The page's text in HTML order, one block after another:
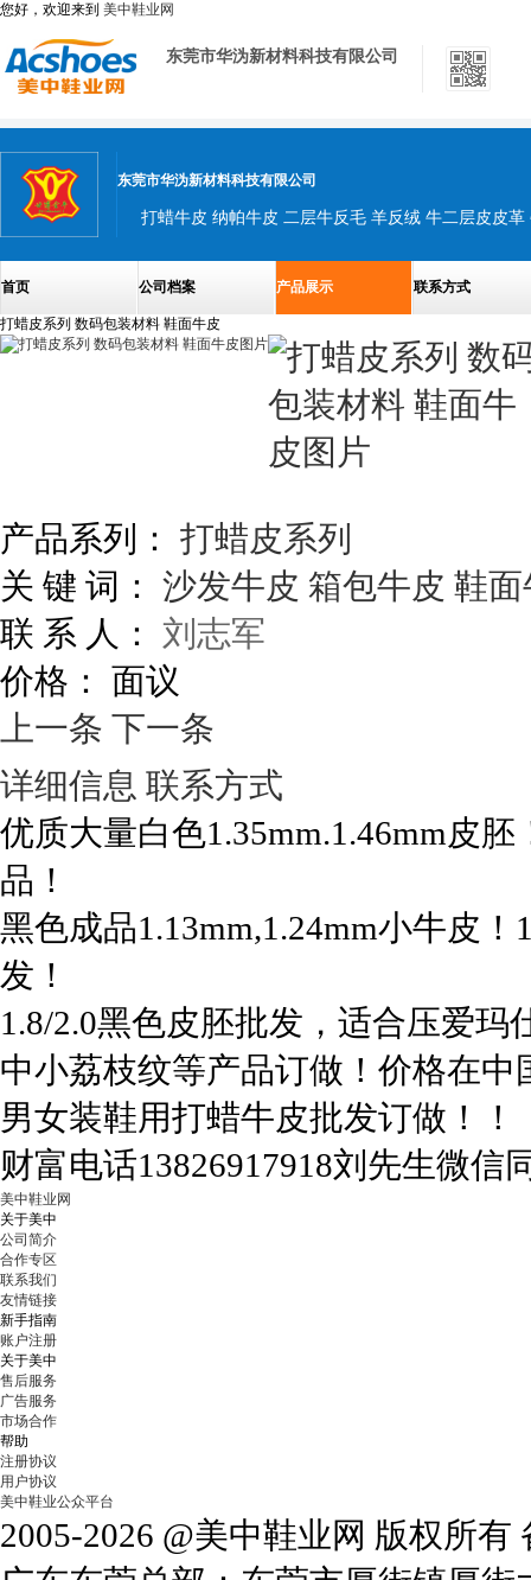
您好，欢迎来到 美中鞋业网
东莞市华沩新材料科技有限公司
东莞市华沩新材料科技有限公司
首页 公司档案 产品展示 联系方式
打蜡皮系列 数码包装材料 鞋面牛皮
产品系列： 打蜡皮系列
关 键 词： 沙发牛皮 箱包牛皮 鞋面
联 系 人： 刘志军
价格： 面议
上一条 下一条
详细信息 联系方式
优质大量白色1.35mm.1.46mm皮
品！
黑色成品1.13mm,1.24mm小牛皮
发！
1.8/2.0黑色皮胚批发，适合压爱玛
中小荔枝纹等产品订做！价格在
男女装鞋用打蜡牛皮批发订做！！
财富电话13826917918刘先生微信
美中鞋业网
关于美中
公司简介
合作专区
联系我们
友情链接
新手指南
账户注册
关于美中
售后服务
广告服务
市场合作
帮助
注册协议
用户协议
美中鞋业公众平台
2005-2026 @美中鞋业网 版权所有